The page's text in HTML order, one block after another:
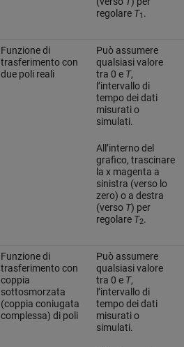
regolare T1 .
Funzione di
trasferimento con
due poli reali
Può assumere
qualsiasi valore
tra 0 e T,
l’intervallo di
tempo dei dati
misurati o
simulati.
All’interno del
grafico, trascinare
la x magenta a
sinistra (verso lo
zero) o a destra
(verso T) per
regolare T2.
Funzione di
trasferimento con
coppia
sottosmorzata
(coppia coniugata
complessa) di poli
Può assumere
qualsiasi valore
tra 0 e T,
l’intervallo di
tempo dei dati
misurati o
simulati.